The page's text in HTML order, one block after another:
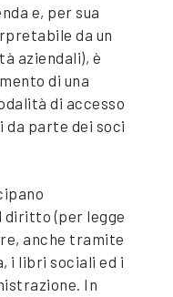
e, per sua
da un
aziendali), è
di una
di accesso
parte dei soci
diritto (per legge
anche tramite
i libri sociali ed i
In